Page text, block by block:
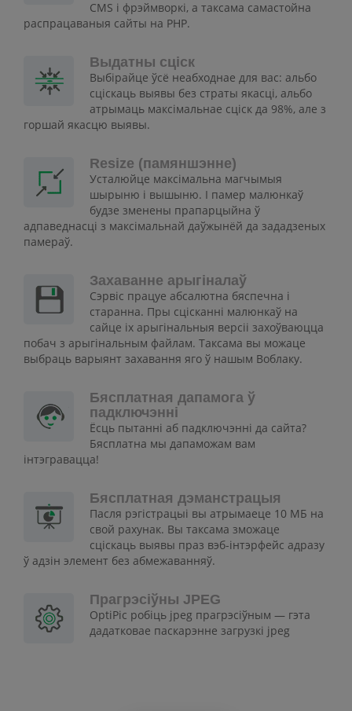
CMS і фрэймворкі, а таксама самастойна
распрацаваныя сайты на PHP.
Выдатны сціск
Выбірайце ўсё неабходнае для вас: альбо
сціскаць выявы без страты якасці, альбо
атрымаць максімальнае сціск да 98%, але з
горшай якасцю выявы.
Resize (памяншэнне)
Усталюйце максімальна магчымыя
шырыню і вышыню. І памер малюнкаў
будзе зменены прапарцыйна ў
адпаведнасці з максімальнай даўжынёй да зададзеных
памераў.
Захаванне арыгіналаў
Сэрвіс працуе абсалютна бяспечна і
старанна. Пры сцісканні малюнкаў на
сайце іх арыгінальныя версіі захоўваюцца
побач з арыгінальным файлам. Таксама вы можаце
выбраць варыянт захавання яго ў нашым Воблаку.
Бясплатная дапамога ў
падключэнні
Ёсць пытанні аб падключэнні да сайта?
Бясплатна мы дапаможам вам
інтэгравацца!
Бясплатная дэманстрацыя
Пасля рэгістрацыі вы атрымаеце 10 МБ на
свой рахунак. Вы таксама зможаце
сціскаць выявы праз вэб-інтэрфейс адразу
ў адзін элемент без абмежаванняў.
Прагрэсіўны JPEG
OptiPic робіць jpeg прагрэсіўным — гэта
дадатковае паскарэнне загрузкі jpeg